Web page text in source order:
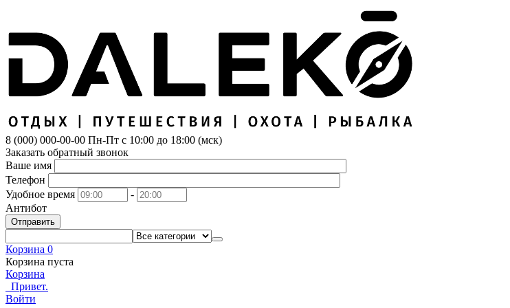
8 (000) 000-00-00 Пн-Пт с 10:00 до 18:00 (мск)
Заказать обратный звонок
Ваше имя
Телефон
Удобное время
-
Антибот
Отправить
Корзина 0
Корзина пуста
Корзина
Привет.
Войти